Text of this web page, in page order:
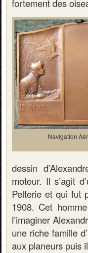
fortement des
Navigation
dessin
moteur. Il s’agit
Pelterie et qui fut
1908. Cet
l’imaginer
une riche famille
aux planeurs puis